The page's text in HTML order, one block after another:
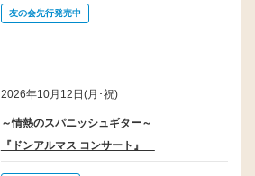
友の会先行発売中
2026年10月12日(月･祝)
～情熱のスパニッシュギター～
『ドンアルマス コンサート』